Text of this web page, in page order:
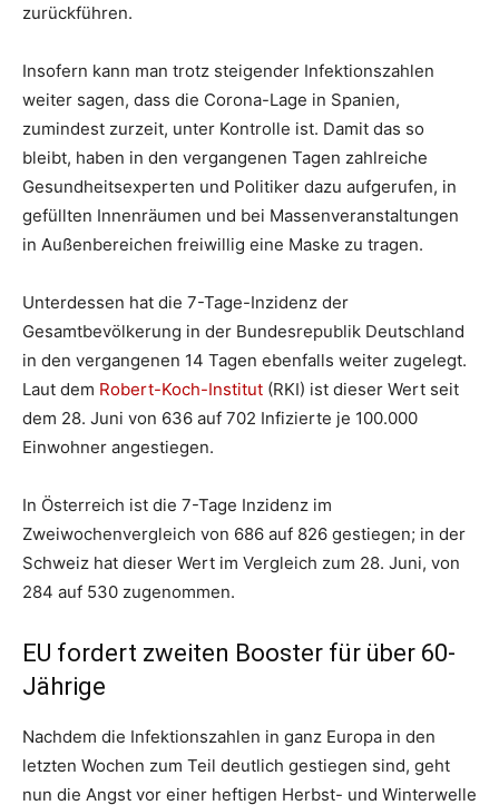
zurückführen.
Insofern kann man trotz steigender Infektionszahlen
weiter sagen, dass die Corona-Lage in Spanien,
zumindest zurzeit, unter Kontrolle ist. Damit das so
bleibt, haben in den vergangenen Tagen zahlreiche
Gesundheitsexperten und Politiker dazu aufgerufen, in
gefüllten Innenräumen und bei Massenveranstaltungen
in Außenbereichen freiwillig eine Maske zu tragen.
Unterdessen hat die 7-Tage-Inzidenz der
Gesamtbevölkerung in der Bundesrepublik Deutschland
in den vergangenen 14 Tagen ebenfalls weiter zugelegt.
Laut dem Robert-Koch-Institut (RKI) ist dieser Wert seit
dem 28. Juni von 636 auf 702 Infizierte je 100.000
Einwohner angestiegen.
In Österreich ist die 7-Tage Inzidenz im
Zweiwochenvergleich von 686 auf 826 gestiegen; in der
Schweiz hat dieser Wert im Vergleich zum 28. Juni, von
284 auf 530 zugenommen.
EU fordert zweiten Booster für über 60-
Jährige
Nachdem die Infektionszahlen in ganz Europa in den
letzten Wochen zum Teil deutlich gestiegen sind, geht
nun die Angst vor einer heftigen Herbst- und Winterwelle